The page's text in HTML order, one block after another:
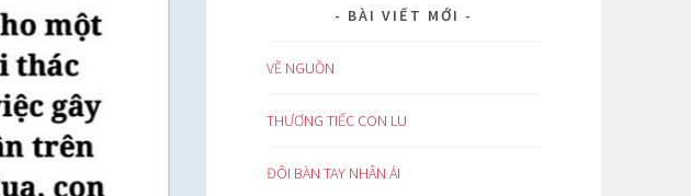
BÀI VIẾT MỚI
VỀ NGUỒN
THƯƠNG TIẾC CON LU
ĐÔI BÀN TAY NHÂN ÁI